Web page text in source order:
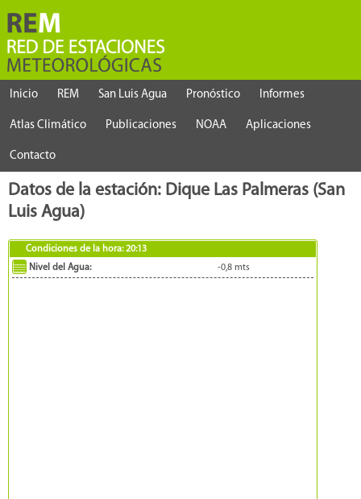
Inicio REM San Luis Agua Pronóstico Informes
Atlas Climático Publicaciones NOAA Aplicaciones
Contacto
Datos de la estación: Dique Las Palmeras (San
Luis Agua)
Condiciones de la hora:20:13
Nivel del Agua:
-0,8 mts